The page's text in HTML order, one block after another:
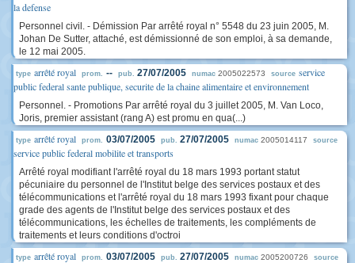
la defense
Personnel civil. - Démission Par arrêté royal n° 5548 du 23 juin 2005, M.
Johan De Sutter, attaché, est démissionné de son emploi, à sa demande,
le 12 mai 2005.
type arrêté royal prom. -- pub. 27/07/2005 numac 2005022573 source service
public federal sante publique, securite de la chaine alimentaire et environnement
Personnel. - Promotions Par arrêté royal du 3 juillet 2005, M. Van Loco,
Joris, premier assistant (rang A) est promu en qua(...)
type arrêté royal prom. 03/07/2005 pub. 27/07/2005 numac 2005014117 source
service public federal mobilite et transports
Arrêté royal modifiant l'arrêté royal du 18 mars 1993 portant statut
pécuniaire du personnel de l'Institut belge des services postaux et des
télécommunications et l'arrêté royal du 18 mars 1993 fixant pour chaque
grade des agents de l'Institut belge des services postaux et des
télécommunications, les échelles de traitements, les compléments de
traitements et leurs conditions d'octroi
type arrêté royal prom. 03/07/2005 pub. 27/07/2005 numac 2005200726 source